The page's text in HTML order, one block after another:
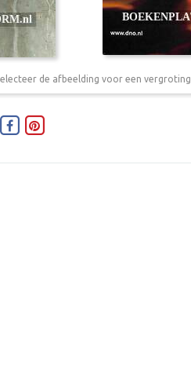
de afbeelding voor een vergroting